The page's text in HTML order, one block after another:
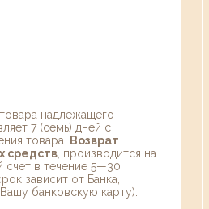
надлежащего
7 (семь) дней с
товара.
Возврат
средств , производится на
счет в течение 5—30
зависит от Банка,
банковскую карту).